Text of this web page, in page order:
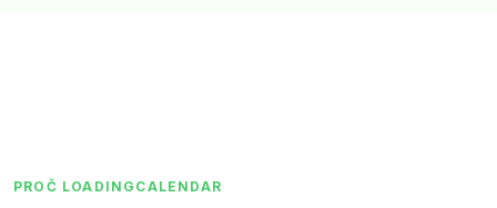
PROČ LOADINGCALENDAR